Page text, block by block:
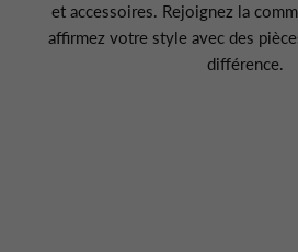
et accessoires. Rejoignez la
affirmez votre style avec des
différence.